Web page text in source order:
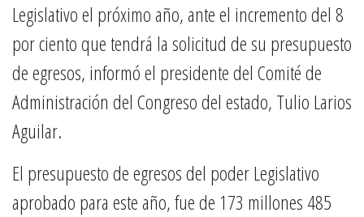
Legislativo el próximo año, ante el incremento del 8
por ciento que tendrá la solicitud de su presupuesto
de egresos, informó el presidente del Comité de
Administración del Congreso del estado, Tulio Larios
Aguilar.
El presupuesto de egresos del poder Legislativo
aprobado para este año, fue de 173 millones 485